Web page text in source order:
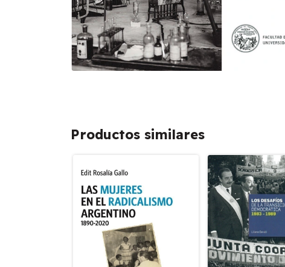
Productos similares